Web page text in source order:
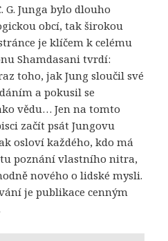
G. Junga bylo dlouho
obcí, tak širokou
je klíčem k celému
Shamdasani tvrdí:
toho, jak Jung sloučil své
a pokusil se
vědu… Jen na tomto
začít psát Jungovu
osloví každého, kdo má
poznání vlastního nitra,
nového o lidské mysli.
je publikace cenným